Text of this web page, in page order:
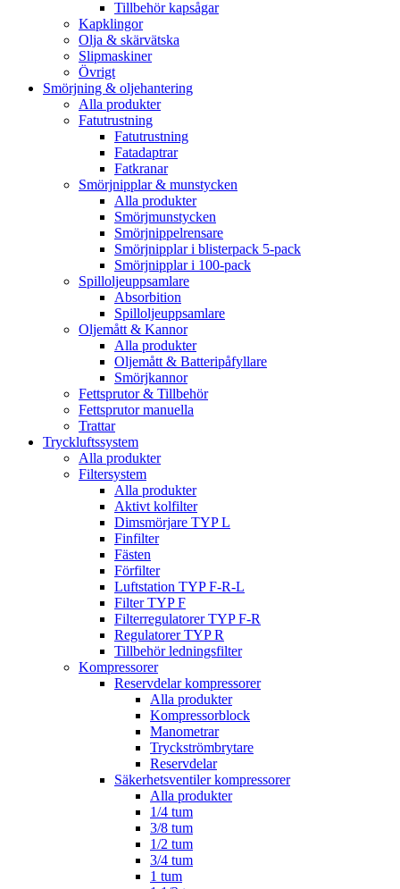
Tillbehör kapsågar
Kapklingor
Olja & skärvätska
Slipmaskiner
Övrigt
Smörjning & oljehantering
Alla produkter
Fatutrustning
Fatutrustning
Fatadaptrar
Fatkranar
Smörjnipplar & munstycken
Alla produkter
Smörjmunstycken
Smörjnippelrensare
Smörjnipplar i blisterpack 5-pack
Smörjnipplar i 100-pack
Spilloljeuppsamlare
Absorbition
Spilloljeuppsamlare
Oljemått & Kannor
Alla produkter
Oljemått & Batteripåfyllare
Smörjkannor
Fettsprutor & Tillbehör
Fettsprutor manuella
Trattar
Tryckluftssystem
Alla produkter
Filtersystem
Alla produkter
Aktivt kolfilter
Dimsmörjare TYP L
Finfilter
Fästen
Förfilter
Luftstation TYP F-R-L
Filter TYP F
Filterregulatorer TYP F-R
Regulatorer TYP R
Tillbehör ledningsfilter
Kompressorer
Reservdelar kompressorer
Alla produkter
Kompressorblock
Manometrar
Tryckströmbrytare
Reservdelar
Säkerhetsventiler kompressorer
Alla produkter
1/4 tum
3/8 tum
1/2 tum
3/4 tum
1 tum